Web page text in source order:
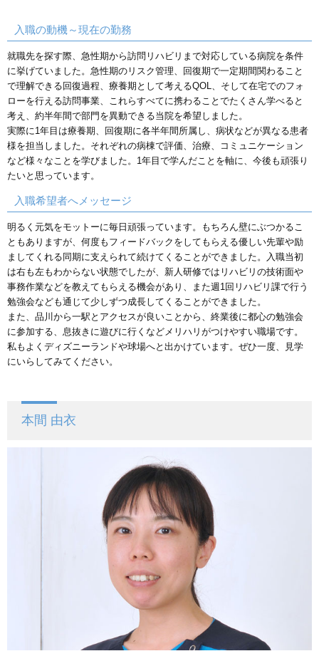
入職の動機～現在の勤務
就職先を探す際、急性期から訪問リハビリまで対応している病院を条件
に挙げていました。急性期のリスク管理、回復期で一定期間関わること
で理解できる回復過程、療養期として考えるQOL、そして在宅でのフォ
ローを行える訪問事業、これらすべてに携わることでたくさん学べると
考え、約半年間で部門を異動できる当院を希望しました。
実際に1年目は療養期、回復期に各半年間所属し、病状などが異なる患者
様を担当しました。それぞれの病棟で評価、治療、コミュニケーション
など様々なことを学びました。1年目で学んだことを軸に、今後も頑張り
たいと思っています。
入職希望者へメッセージ
明るく元気をモットーに毎日頑張っています。もちろん壁にぶつかるこ
ともありますが、何度もフィードバックをしてもらえる優しい先輩や励
ましてくれる同期に支えられて続けてくることができました。入職当初
は右も左もわからない状態でしたが、新人研修ではリハビリの技術面や
事務作業などを教えてもらえる機会があり、また週1回リハビリ課で行う
勉強会なども通じて少しずつ成長してくることができました。
また、品川から一駅とアクセスが良いことから、終業後に都心の勉強会
に参加する、息抜きに遊びに行くなどメリハリがつけやすい職場です。
私もよくディズニーランドや球場へと出かけています。ぜひ一度、見学
にいらしてみてください。
本間 由衣